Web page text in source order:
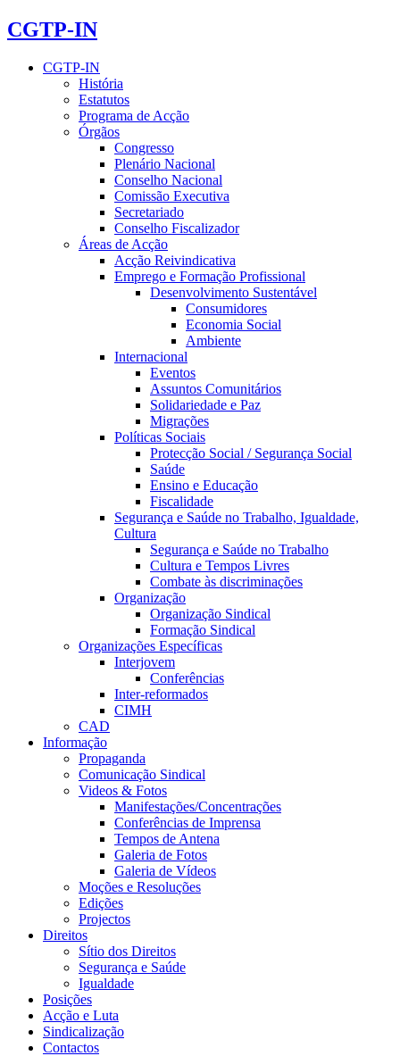
CGTP-IN
CGTP-IN
História
Estatutos
Programa de Acção
Órgãos
Congresso
Plenário Nacional
Conselho Nacional
Comissão Executiva
Secretariado
Conselho Fiscalizador
Áreas de Acção
Acção Reivindicativa
Emprego e Formação Profissional
Desenvolvimento Sustentável
Consumidores
Economia Social
Ambiente
Internacional
Eventos
Assuntos Comunitários
Solidariedade e Paz
Migrações
Políticas Sociais
Protecção Social / Segurança Social
Saúde
Ensino e Educação
Fiscalidade
Segurança e Saúde no Trabalho, Igualdade,
Cultura
Segurança e Saúde no Trabalho
Cultura e Tempos Livres
Combate às discriminações
Organização
Organização Sindical
Formação Sindical
Organizações Específicas
Interjovem
Conferências
Inter-reformados
CIMH
CAD
Informação
Propaganda
Comunicação Sindical
Videos & Fotos
Manifestações/Concentrações
Conferências de Imprensa
Tempos de Antena
Galeria de Fotos
Galeria de Vídeos
Moções e Resoluções
Edições
Projectos
Direitos
Sítio dos Direitos
Segurança e Saúde
Igualdade
Posições
Acção e Luta
Sindicalização
Contactos